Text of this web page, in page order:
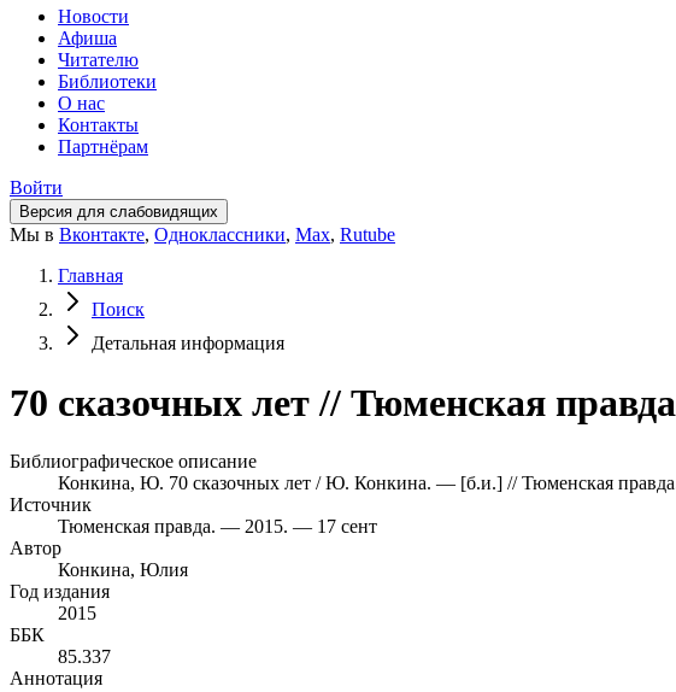
Новости
Афиша
Читателю
Библиотеки
О нас
Контакты
Партнёрам
Войти
Версия для слабовидящих
Мы в Вконтакте, Одноклассники, Max, Rutube
Главная
Поиск
Детальная информация
70 сказочных лет // Тюменская
Библиографическое описание
Конкина, Ю. 70 сказочных лет / Ю. Конкина. — [б.и.] // Тюменская
Источник
Тюменская правда. — 2015. — 17 сент
Автор
Конкина, Юлия
Год издания
2015
ББК
85.337
Аннотация